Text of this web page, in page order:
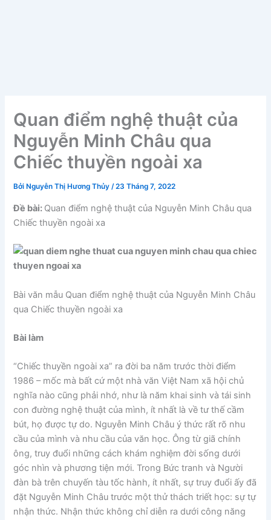
Quan điểm nghệ thuật của
Nguyễn Minh Châu qua
Chiếc thuyền ngoài xa
Bởi Nguyễn Thị Hương Thủy/23 Tháng 7, 2022
Đề bài: Quan điểm nghệ thuật của Nguyễn Minh Châu qua
Chiếc thuyền ngoài xa
Bài văn mẫu Quan điểm nghệ thuật của Nguyễn Minh Châu
qua Chiếc thuyền ngoài xa
Bài làm
“Chiếc thuyền ngoài xa” ra đời ba năm trước thời điểm
1986 – mốc mà bất cứ một nhà văn Việt Nam xã hội chủ
nghĩa nào cũng phải nhớ, như là năm khai sinh và tái sinh
con đường nghệ thuật của mình, ít nhất là về tư thế cầm
bút, họ được tự do. Nguyễn Minh Châu ý thức rất rõ nhu
cầu của mình và nhu cầu của văn học. Ông từ giã chính
ông, truy đuổi những cách khám nghiệm đời sống dưới
góc nhìn và phương tiện mới. Trong Bức tranh và Người
đàn bà trên chuyến tàu tốc hành, ít nhất, sự truy đuổi ấy đã
đặt Nguyễn Minh Châu trước một thử thách triết học: sự tự
nhận thức. Nhận thức không chỉ diễn ra dưới công năng